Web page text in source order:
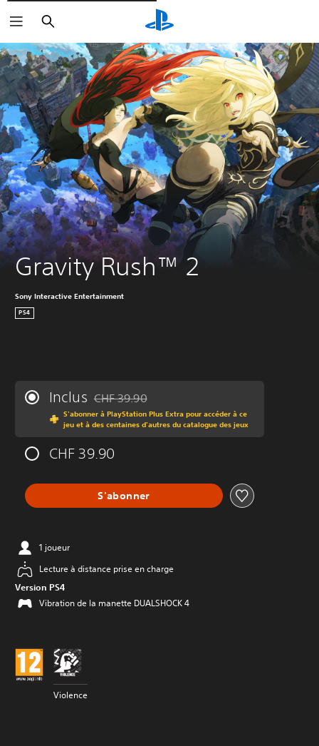
Rechercher
Gravity Rush™ 2
Sony Interactive Entertainment
PS4
Inclus Remise par rapport au prix d'origine de CHF
CHF 39.90
S'abonner à PlayStation Plus Extra pour accéder à ce
jeu et à des centaines d'autres du catalogue des jeux
CHF 39.90
S'abonner
1 joueur
Lecture à distance prise en charge
Version PS4
Vibration de la manette DUALSHOCK 4
Violence